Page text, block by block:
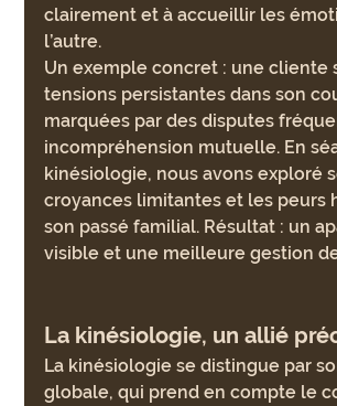
clairement et à accueillir les
l’autre.
Un exemple concret : une cliente
tensions persistantes dans son
marquées par des disputes
incompréhension mutuelle. En
kinésiologie, nous avons exploré
croyances limitantes et les peurs
son passé familial. Résultat : un
visible et une meilleure gestion
La kinésiologie, un allié
La kinésiologie se distingue par
globale, qui prend en compte le